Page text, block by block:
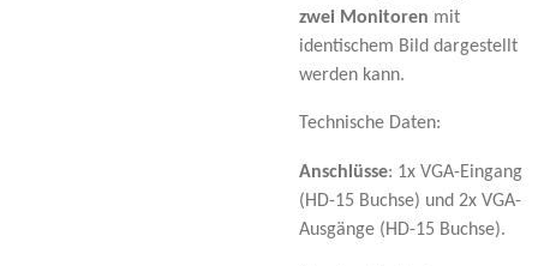
zwei Monitoren mit
identischem Bild dargestellt
werden kann.
Technische Daten:
Anschlüsse: 1x VGA-Eingang
(HD-15 Buchse) und 2x VGA-
Ausgänge (HD-15 Buchse).